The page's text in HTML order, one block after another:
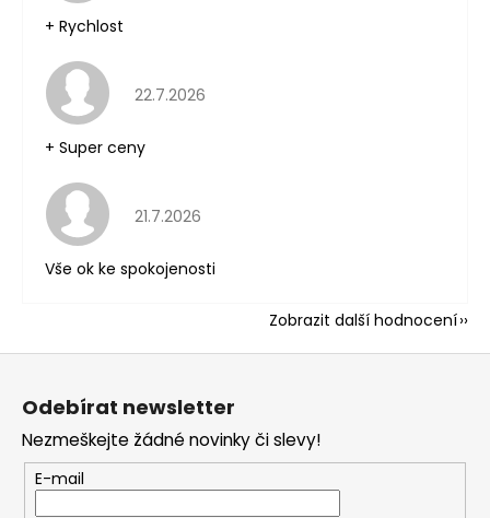
+ Rychlost
Hodnocení obchodu je 5 z 5 hvězdiček.
22.7.2026
+ Super ceny
Hodnocení obchodu je 5 z 5 hvězdiček.
21.7.2026
Vše ok ke spokojenosti
Zobrazit další hodnocení
Z
Odebírat newsletter
Nezmeškejte žádné novinky či slevy!
E-mail